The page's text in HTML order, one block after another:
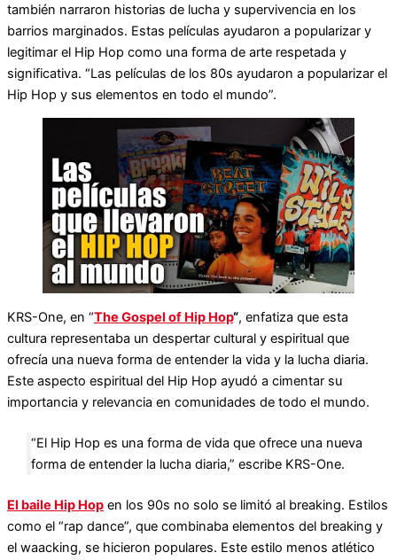
también narraron historias de lucha y supervivencia en los
barrios marginados. Estas películas ayudaron a popularizar y
legitimar el Hip Hop como una forma de arte respetada y
significativa. “Las películas de los 80s ayudaron a popularizar el
Hip Hop y sus elementos en todo el mundo”.
KRS-One, en “The Gospel of Hip Hop“, enfatiza que esta
cultura representaba un despertar cultural y espiritual que
ofrecía una nueva forma de entender la vida y la lucha diaria.
Este aspecto espiritual del Hip Hop ayudó a cimentar su
importancia y relevancia en comunidades de todo el mundo.
“El Hip Hop es una forma de vida que ofrece una nueva
forma de entender la lucha diaria,” escribe KRS-One.
El baile Hip Hop en los 90s no solo se limitó al breaking. Estilos
como el “rap dance”, que combinaba elementos del breaking y
el waacking, se hicieron populares. Este estilo menos atlético